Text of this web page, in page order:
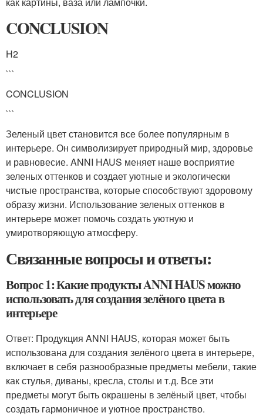
CONCLUSION
H2
```
CONCLUSION
```
Зеленый цвет становится все более популярным в
интерьере. Он символизирует природный мир, здоровье
и равновесие. ANNI HAUS меняет наше восприятие
зеленых оттенков и создает уютные и экологически
чистые пространства, которые способствуют здоровому
образу жизни. Использование зеленых оттенков в
интерьере может помочь создать уютную и
умиротворяющую атмосферу.
Связанные вопросы и ответы:
Вопрос 1: Какие продукты ANNI HAUS можно
использовать для создания зелёного цвета в
интерьере
Ответ: Продукция ANNI HAUS, которая может быть
использована для создания зелёного цвета в интерьере,
включает в себя разнообразные предметы мебели, такие
как стулья, диваны, кресла, столы и т.д. Все эти
предметы могут быть окрашены в зелёный цвет, чтобы
создать гармоничное и уютное пространство.